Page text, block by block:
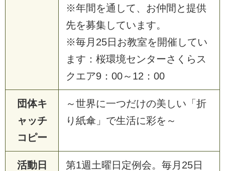
※年間を通して、お仲間と提供
先を募集しています。
※毎月25日お教室を開催してい
ます：桜環境センターさくらス
クエア9：00～12：00
団体キ
ャッチ
コピー
～世界に一つだけの美しい「折
り紙傘」で生活に彩を～
活動日
第1週土曜日定例会。毎月25日